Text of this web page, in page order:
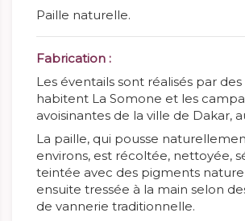
Paille naturelle.
Fabrication :
Les éventails sont réalisés par des
habitent La Somone et les
avoisinantes de la ville de Dakar,
La paille, qui pousse
environs, est récoltée, nettoyée,
teintée avec des pigments
ensuite tressée à la main selon
de vannerie traditionnelle.